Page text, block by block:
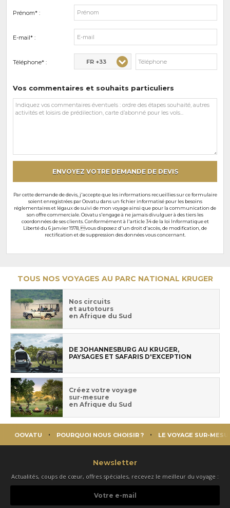
Prénom* :
E-mail* :
Téléphone* : FR +33
Vos commentaires et souhaits particuliers
Vos
commentaires
ENVOYEZ VOTRE DEMANDE DE DEVIS
Par cette demande de devis, j'accepte que les informations recueillies sur ce formulaire
soient enregistrées par Oovatu dans un fichier informatisé pour les besoins
réglementaires et légaux de suivi de mon voyage ainsi que pour la communication de
son offre commerciale. Oovatu s'engage à ne jamais divulguer à des tiers les
coordonnées de ses clients. Conformément à l'article 34 de la loi Informatique et
Liberté du 6 janvier 1978, vous disposez d'un droit d'accès, de modification, de
rectification et de suppression des données vous concernant.
TOUS NOS VOYAGES AU PARC NATIONAL KRUGER
Nos circuits
et autotours
en Afrique du Sud
DE JOHANNESBURG AU KRUGER,
PAYSAGES ET SAFARIS D'EXCEPTION
Créez votre voyage
sur-mesure
en Afrique du Sud
OOVATU POURQUOI NOUS CHOISIR ? LE VOYAGE SUR-
Newsletter
Actualités, coups de cœur, offres spéciales, recevez le meilleur du voyage :
e-